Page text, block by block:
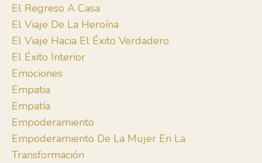
El Regreso A Casa
El Viaje De La Heroína
El Viaje Hacia El Éxito Verdadero
El Éxito Interior
Emociones
Empatia
Empatía
Empoderamiento
Empoderamiento De La Mujer En La
Transformación